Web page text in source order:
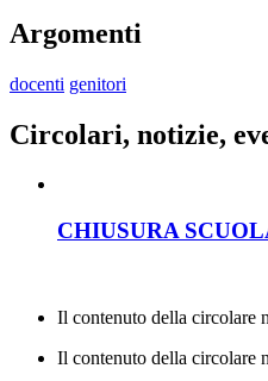
Argomenti
docenti genitori
Circolari, notizie,
CHIUSURA
Il contenuto della circolare
Il contenuto della circolare